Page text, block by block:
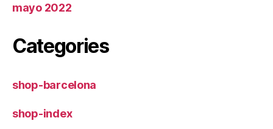
mayo 2022
Categories
shop-barcelona
shop-index